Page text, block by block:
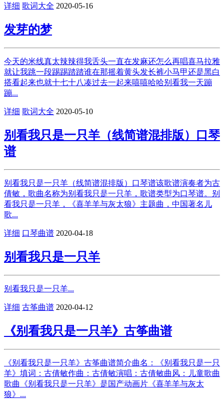
详细 歌词大全 2020-05-16
发芽的梦
今天的米线真太辣辣得我舌头一直在发麻还怎么再唱喜马拉雅
就让我跳一段踢踢踏踏谁在那摇着黄头发长裤小马甲还是黑白
搭看起来也就十七十八凑过去一起来嘻嘻哈哈别看我一天蹦
蹦...
详细 歌词大全 2020-05-10
别看我只是一只羊（线简谱混排版）口琴
谱
别看我只是一只羊（线简谱混排版）口琴谱该歌谱演奏者为古
倩敏，歌曲名称为别看我只是一只羊，歌谱类型为口琴谱。别
看我只是一只羊，《喜羊羊与灰太狼》主题曲，中国著名儿
歌...
详细 口琴曲谱 2020-04-18
别看我只是一只羊
别看我只是一只羊...
详细 古筝曲谱 2020-04-12
《别看我只是一只羊》古筝曲谱
《别看我只是一只羊》古筝曲谱简介曲名：《别看我只是一只
羊》填词：古倩敏作曲：古倩敏演唱：古倩敏曲风：儿童歌曲
歌曲《别看我只是一只羊》是国产动画片《喜羊羊与灰太
狼》...